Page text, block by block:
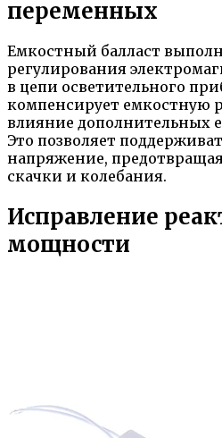
переменных
Емкостный балласт
регулирования
в цепи осветительного
компенсирует емкостную
влияние дополнительных
Это позволяет
напряжение,
скачки и колебания.
Исправление
мощности